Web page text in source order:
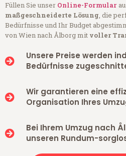
Füllen Sie unser Online-Formular
maßgeschneiderte Lösung, die
Bedürfnisse und Ihr Budget
von Wien nach Ålborg mit voller
Unsere Preise werden
Bedürfnisse
Wir garantieren eine
Organisation Ihres
Bei Ihrem Umzug nach
unseren Rundum-